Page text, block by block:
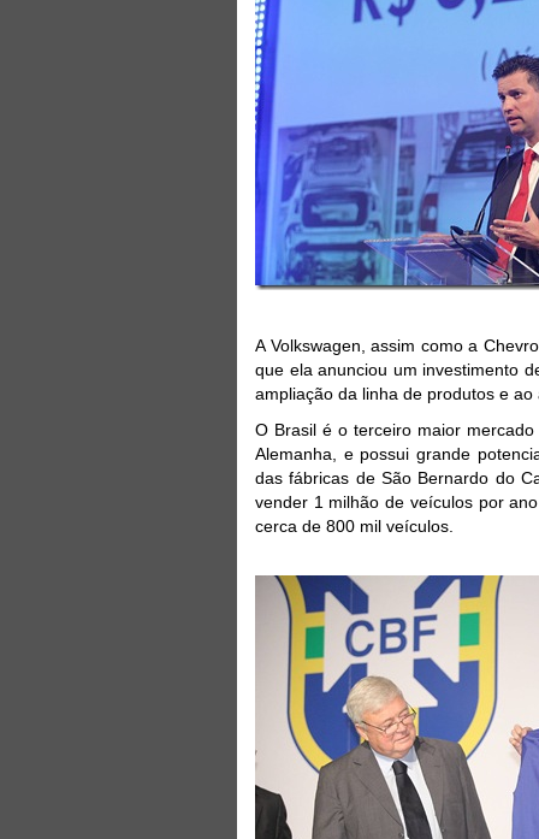
A Volkswagen, assim como a
que ela anunciou um investimento
ampliação da linha de produtos e
O Brasil é o terceiro maior
Alemanha, e possui grande
das fábricas de São Bernardo do
vender 1 milhão de veículos por
cerca de 800 mil veículos.